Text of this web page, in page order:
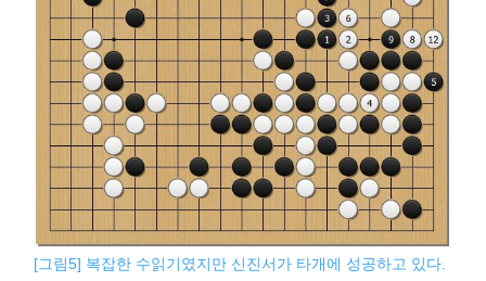
[그림5] 복잡한 수읽기였지만 신진서가 타개에 성공하고 있다.